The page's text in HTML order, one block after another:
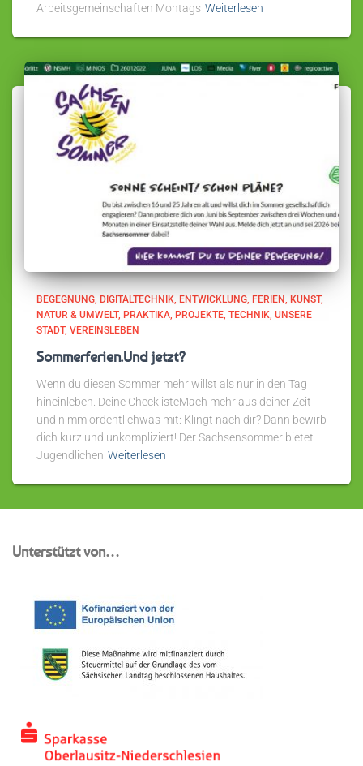
Arbeitsgemeinschaften Montags Weiterlesen
BEGEGNUNG DIGITALTECHNIK ENTWICKLUNG FERIEN KUNST
NATUR & UMWELT PRAKTIKA PROJEKTE TECHNIK UNSERE
STADT VEREINSLEBEN
Sommerferien.Und jetzt?
Wenn du diesen Sommer mehr willst als nur in den Tag
hineinleben. Deine ChecklisteMach mehr aus deiner Zeit
und nimm ordentlichwas mit: Klingt nach dir? Dann bewirb
dich kurz und unkompliziert! Der Sachsensommer bietet
Jugendlichen Weiterlesen
Unterstützt von…